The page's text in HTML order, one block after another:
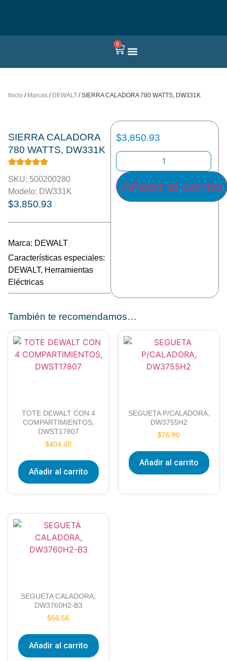
0
Inicio / Marcas / DEWALT / SIERRA CALADORA 780 WATTS, DW331K
SIERRA CALADORA
780 WATTS, DW331K
SKU: 500200280
Modelo: DW331K
$3,850.93
Marca: DEWALT
Características especiales:
DEWALT, Herramientas
Eléctricas
$3,850.93
Añadir al carrito
También te recomendamos…
TOTE DEWALT CON 4
COMPARTIMIENTOS,
DWST17807
$404.48
Añadir al carrito
SEGUETA P/CALADORA,
DW3755H2
$76.80
Añadir al carrito
SEGUETA CALADORA,
DW3760H2-B3
$66.56
Añadir al carrito